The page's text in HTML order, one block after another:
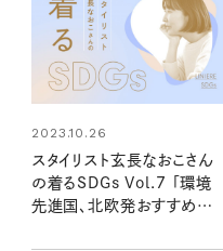
2023.10.26
スタイリスト玄長なおこさん
の着るSDGs Vol.7 「環境
先進国、北欧発おすすめブラ